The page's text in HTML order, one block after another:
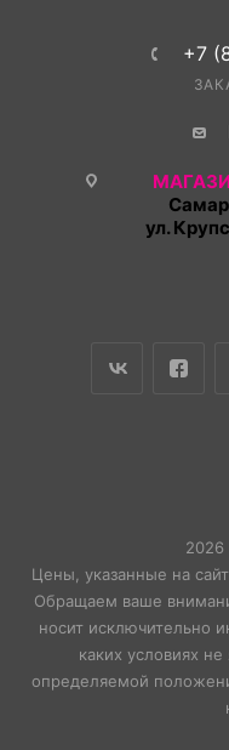
+7
ул.
Цены, указанные на
Обращаем ваше
носит исключительно
каких условиях
определяемой